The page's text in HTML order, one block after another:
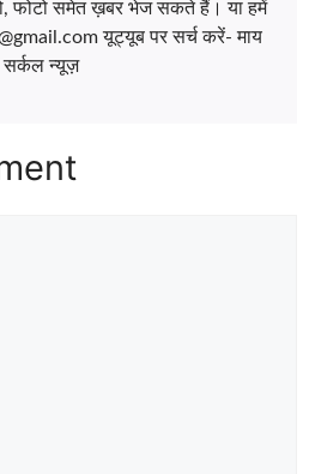
फोटो समेत ख़बर भेज सकते हैं। या हमें
यूट्यूब पर सर्च करें- माय
सर्कल न्यूज़